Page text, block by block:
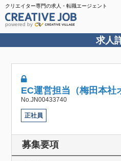
クリエイター専門の求人・転職エージェント
powered by
求人
EC運営担当（梅田本社
No.JN00433740
正社員
募集要項